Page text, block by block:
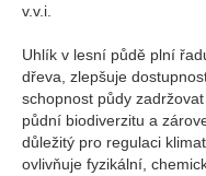
v.v.i.
Uhlík v lesní půdě plní
dřeva, zlepšuje
schopnost půdy
půdní biodiverzitu a
důležitý pro regulaci
ovlivňuje fyzikální,